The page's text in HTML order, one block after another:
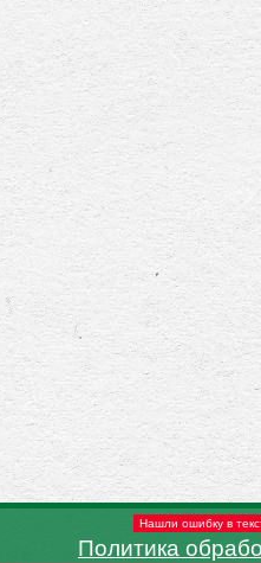
Нашли ошибку в
Политика